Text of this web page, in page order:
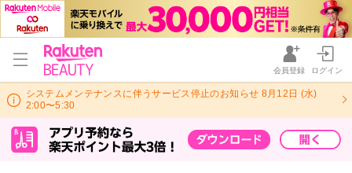
会員登録 ログイン
システムメンテナンスに伴うサービス停止のお知らせ 8月12日 (水)
2:00〜5:30